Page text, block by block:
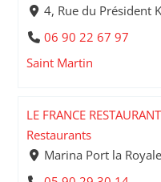
4, Rue du Président
06 90 22 67 97
Saint Martin
LE FRANCE RESTAURANT
Restaurants
Marina Port la